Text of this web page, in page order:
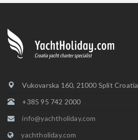
Vukovarska 160, 21000 Split Croatia
+385 95 742 2000
info@yachtholiday.com
yachtholiday.com